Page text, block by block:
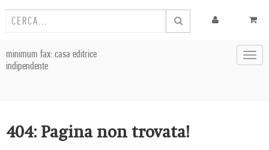
minimum fax: casa editrice
indipendente
404: Pagina non trovata!